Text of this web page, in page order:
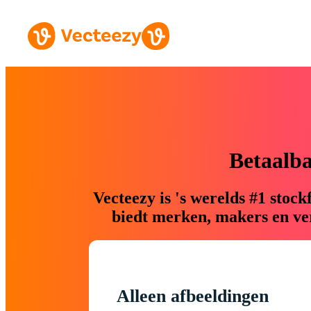
Vecteezy is 's werelds #1
biedt merken, makers en
Alleen afbeeldingen